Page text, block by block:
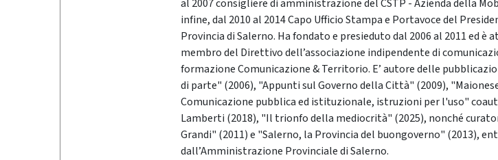
al 2007 consigliere di amministrazione del CSTP - Azienda della
infine, dal 2010 al 2014 Capo Ufficio Stampa e Portavoce del
Provincia di Salerno. Ha fondato e presieduto dal 2006 al 2011 ed è
membro del Direttivo dell’associazione indipendente di
formazione Comunicazione & Territorio. E’ autore delle
di parte" (2006), "Appunti sul Governo della Città" (2009),
Comunicazione pubblica ed istituzionale, istruzioni per l'uso"
Lamberti (2018), "Il trionfo della mediocrità" (2025), nonché
Grandi" (2011) e "Salerno, la Provincia del buongoverno" (2013),
dall’Amministrazione Provinciale di Salerno.